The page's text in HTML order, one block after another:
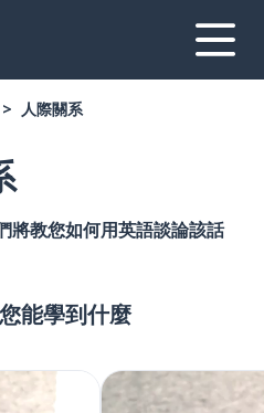
人際關系
將教您如何用英語談論該話
能學到什麼